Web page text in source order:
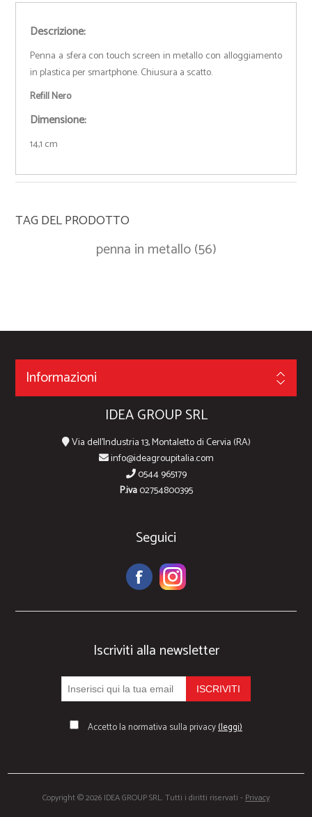
Descrizione:
Penna a sfera con touch screen in metallo con alloggiamento
in plastica per smartphone. Chiusura a scatto.
Refill Nero
Dimensione:
14,1 cm
TAG DEL PRODOTTO
penna in metallo(56)
Informazioni
IDEA GROUP SRL
Via dell'Industria 13, Montaletto di Cervia (RA)
info@ideagroupitalia.com
0544 965179
P.iva02754800395
Seguici
Iscriviti alla newsletter
Accetto la normativa sulla privacy(leggi)
Copyright © 2026 IDEA GROUP SRL. Tutti i diritti riservati - Privacy